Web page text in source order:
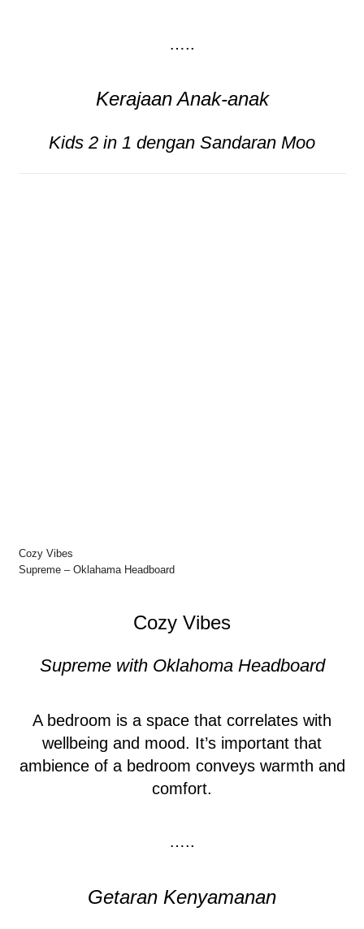
…..
Kerajaan Anak-anak
Kids 2 in 1 dengan Sandaran Moo
Cozy Vibes
Supreme – Oklahama Headboard
Cozy Vibes
Supreme with Oklahoma Headboard
A bedroom is a space that correlates with
wellbeing and mood. It’s important that
ambience of a bedroom conveys warmth and
comfort.
…..
Getaran Kenyamanan